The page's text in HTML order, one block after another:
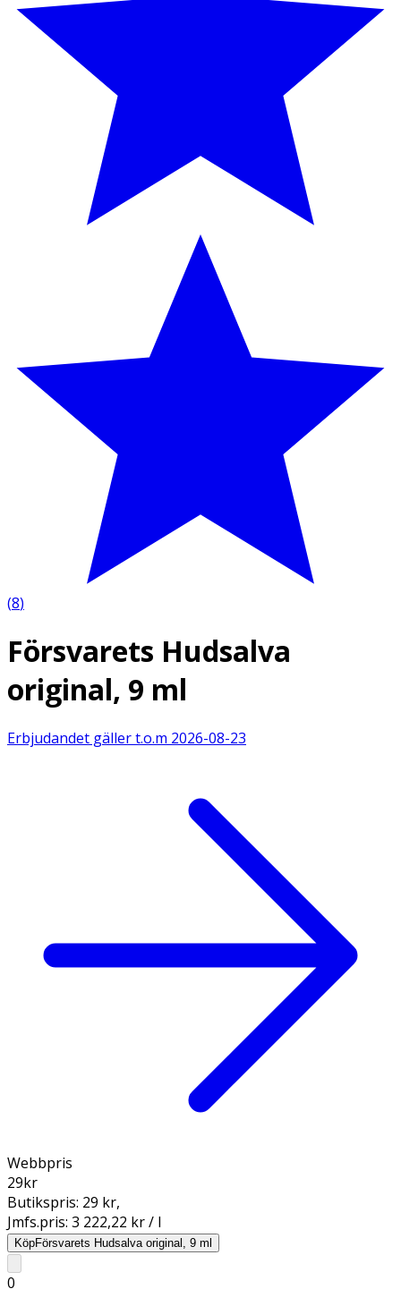
(8)
Försvarets Hudsalva
original, 9 ml
Erbjudandet gäller t.o.m 2026-08-23
Webbpris
29kr
Butikspris: 29 kr,
Jmfs.pris: 3 222,22 kr / l
KöpFörsvarets Hudsalva original, 9 ml
0